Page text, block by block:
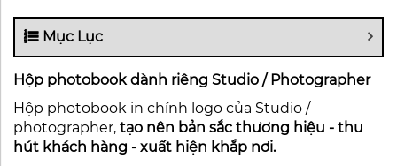
Mục Lục
Hộp photobook dành riêng Studio / Photographer
Hộp photobook in chính logo của Studio /
photographer, tạo nên bản sắc thương hiệu - thu
hút khách hàng - xuất hiện khắp nơi.